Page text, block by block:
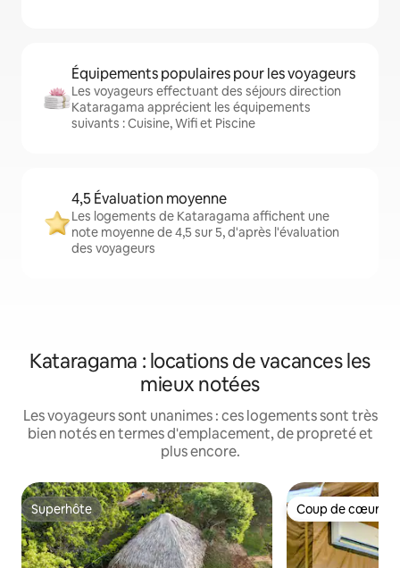
Équipements populaires pour les voyageurs
Les voyageurs effectuant des séjours direction
Kataragama apprécient les équipements
suivants : Cuisine, Wifi et Piscine
4,5 Évaluation moyenne
Les logements de Kataragama affichent une
note moyenne de 4,5 sur 5, d'après l'évaluation
des voyageurs
Kataragama : locations de vacances les
mieux notées
Les voyageurs sont unanimes : ces logements sont très
bien notés en termes d'emplacement, de propreté et
plus encore.
Superhôte
Superhôte Coup de cœur
Coup de cœur